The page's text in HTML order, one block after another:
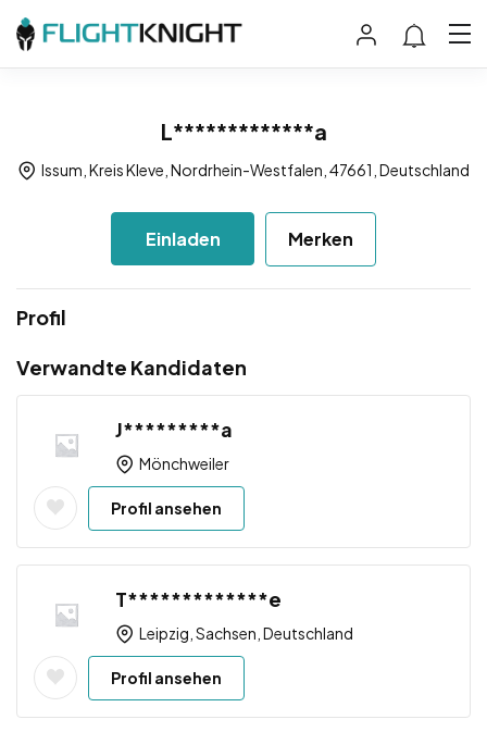
L*************a
Issum, Kreis Kleve, Nordrhein-Westfalen, 47661, Deutschland
Einladen Merken
Profil
Verwandte Kandidaten
J*********a
Mönchweiler
Profil ansehen
T*************e
Leipzig, Sachsen, Deutschland
Profil ansehen